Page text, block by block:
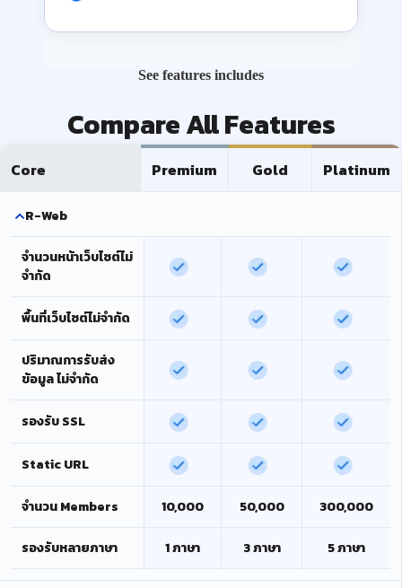
See features includes
Compare All Features
Core Premium Gold Platinum
R-Web
จำนวนหน้าเว็บไซต์ไม่
จำกัด
พื้นที่เว็บไซต์ไม่จำกัด
ปริมาณการรับส่ง
ข้อมูล ไม่จำกัด
รองรับ SSL
Static URL
จำนวน Members 10,000 50,000 300,000
รองรับหลายภาษา 1 ภาษา 3 ภาษา 5 ภาษา